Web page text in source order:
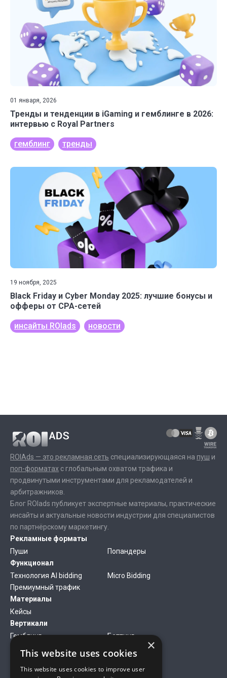
01 января, 2026
Тренды и тенденции в iGaming и гемблинге в 2026:
интервью с Royal Partners
гемблинг тренды
19 ноября, 2025
Black Friday и Cyber Monday 2025: лучшие бонусы и
офферы от CPA-сетей
инсайты ROIads новости
ROIAds — это рекламная сеть специализирующаяся на пуш и
поп-форматах с глобальным охватом трафика и
продвинутыми инструментами для рекламодателей и
арбитражников.
Блог ROIads публикует экспертные материалы, практические
инсайты и актуальные новости индустрии для специалистов
по партнёрскому маркетингу.
Рекламные форматы
Пуши
Попандеры
Функционал
Технология AI bidding
Micro Bidding
Премиумный трафик
Материалы
Кейсы
Вертикали
Гемблинг
Беттинг
Антивирусы
Дейтинг
Нутра
Компания
×
This website uses cookies
This website uses cookies to improve user